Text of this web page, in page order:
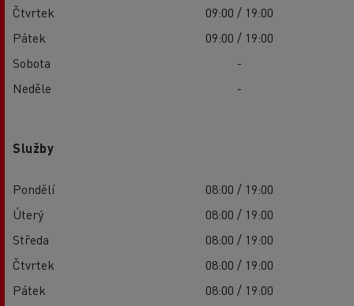
Čtvrtek
09:00 / 19:00
Pátek
09:00 / 19:00
Sobota
-
Neděle
-
Služby
Pondělí
08:00 / 19:00
Úterý
08:00 / 19:00
Středa
08:00 / 19:00
Čtvrtek
08:00 / 19:00
Pátek
08:00 / 19:00